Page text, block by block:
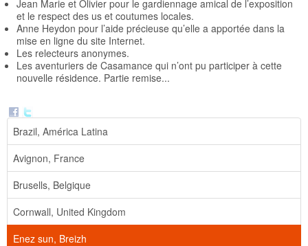
Jean Marie et Olivier pour le gardiennage amical de l’exposition
et le respect des us et coutumes locales.
Anne Heydon pour l’aide précieuse qu’elle a apportée dans la
mise en ligne du site Internet.
Les relecteurs anonymes.
Les aventuriers de Casamance qui n’ont pu participer à cette
nouvelle résidence. Partie remise...
Brazil, América Latina
Avignon, France
Brusells, Belgique
Cornwall, United Kingdom
Enez sun, Breizh